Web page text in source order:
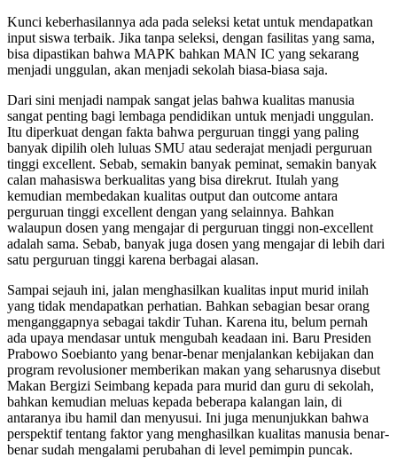
Kunci keberhasilannya ada pada seleksi ketat untuk mendapatkan
input siswa terbaik. Jika tanpa seleksi, dengan fasilitas yang sama,
bisa dipastikan bahwa MAPK bahkan MAN IC yang sekarang
menjadi unggulan, akan menjadi sekolah biasa-biasa saja.
Dari sini menjadi nampak sangat jelas bahwa kualitas manusia
sangat penting bagi lembaga pendidikan untuk menjadi unggulan.
Itu diperkuat dengan fakta bahwa perguruan tinggi yang paling
banyak dipilih oleh luluas SMU atau sederajat menjadi perguruan
tinggi excellent. Sebab, semakin banyak peminat, semakin banyak
calan mahasiswa berkualitas yang bisa direkrut. Itulah yang
kemudian membedakan kualitas output dan outcome antara
perguruan tinggi excellent dengan yang selainnya. Bahkan
walaupun dosen yang mengajar di perguruan tinggi non-excellent
adalah sama. Sebab, banyak juga dosen yang mengajar di lebih dari
satu perguruan tinggi karena berbagai alasan.
Sampai sejauh ini, jalan menghasilkan kualitas input murid inilah
yang tidak mendapatkan perhatian. Bahkan sebagian besar orang
menganggapnya sebagai takdir Tuhan. Karena itu, belum pernah
ada upaya mendasar untuk mengubah keadaan ini. Baru Presiden
Prabowo Soebianto yang benar-benar menjalankan kebijakan dan
program revolusioner memberikan makan yang seharusnya disebut
Makan Bergizi Seimbang kepada para murid dan guru di sekolah,
bahkan kemudian meluas kepada beberapa kalangan lain, di
antaranya ibu hamil dan menyusui. Ini juga menunjukkan bahwa
perspektif tentang faktor yang menghasilkan kualitas manusia benar-
benar sudah mengalami perubahan di level pemimpin puncak.